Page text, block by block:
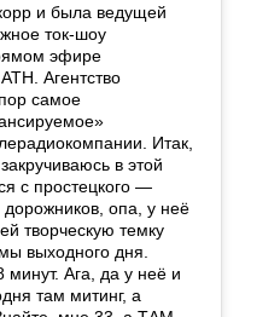
и была ведущей
ток-шоу
эфире
Агентство
самое
Итак,
в этой
с простецкого —
опа, у неё
творческую темку
выходного дня.
Ага, да у неё и
там митинг, а